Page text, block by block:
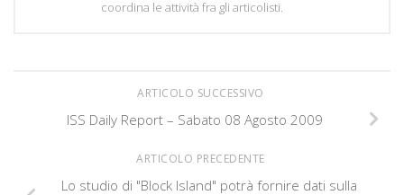
coordina le attività fra gli articolisti.
ARTICOLO SUCCESSIVO
ISS Daily Report – Sabato 08 Agosto 2009
ARTICOLO PRECEDENTE
Lo studio di "Block Island" potrà fornire dati sulla